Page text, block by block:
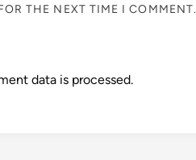
THE NEXT TIME I COMMENT.
data is processed.